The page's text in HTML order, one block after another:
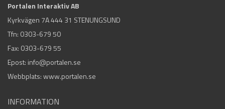
Portalen Interaktiv AB
Kyrkvägen 7A 444 31 STENUNGSUND
Tfn: 0303-679 50
Fax: 0303-679 55
Epost: info@portalen.se
Webbplats: www.portalen.se
INFORMATION